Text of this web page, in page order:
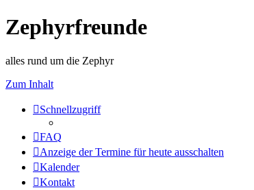
Zephyrfreunde
alles rund um die Zephyr
Zum Inhalt
Schnellzugriff
FAQ
Anzeige der Termine für heute ausschalten
Kalender
Kontakt